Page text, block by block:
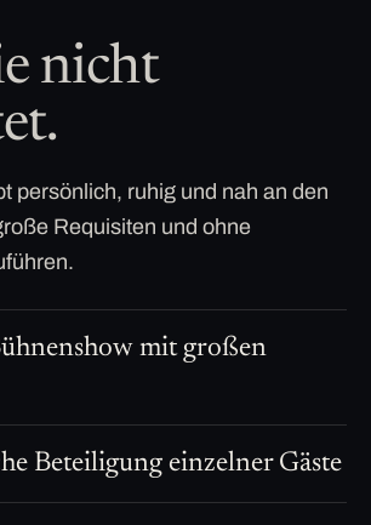
nicht
persönlich, ruhig und nah an den
Requisiten und ohne
mit großen
Beteiligung einzelner Gäste